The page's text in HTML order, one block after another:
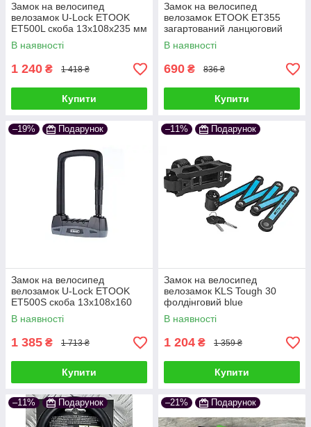
Замок на велосипед
велозамок U-Lock ETOOK
ET500L скоба 13x108x235 мм
чорний
В наявності
1 240 ₴ 1 418 ₴
Купити
Замок на велосипед
велозамок ETOOK ET355
загартований ланцюговий
4x900 мм чорно-червоний
В наявності
690 ₴ 836 ₴
Купити
–19% Подарунок
Замок на велосипед
велозамок U-Lock ETOOK
ET500S скоба 13x108x160
мм чорний
В наявності
1 385 ₴ 1 713 ₴
Купити
–11% Подарунок
Замок на велосипед
велозамок KLS Tough 30
фолдінговий blue
В наявності
1 204 ₴ 1 359 ₴
Купити
–11% Подарунок –21% Подарунок